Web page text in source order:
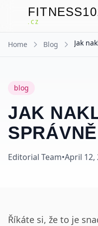
.CZ
Home Blog Jak
blog
JAK
Editorial Team•April 12,
Říkáte si, že to je